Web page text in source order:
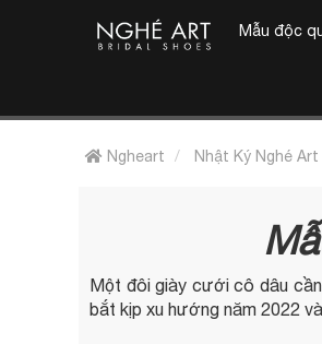
Mẫu độc
Ngheart Nhật Ký Nghé Art
Một đôi giày cưới cô dâu
bắt kịp xu hướng năm 2022